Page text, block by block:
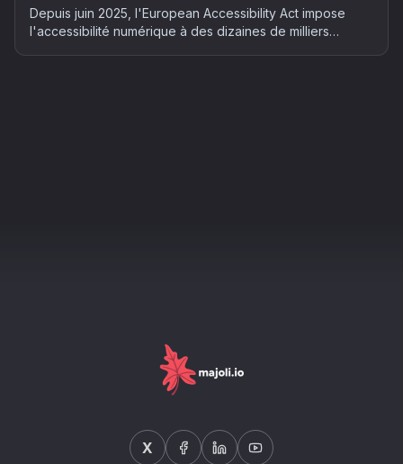
Depuis juin 2025, l'European Accessibility Act impose
l'accessibilité numérique à des dizaines de milliers
X